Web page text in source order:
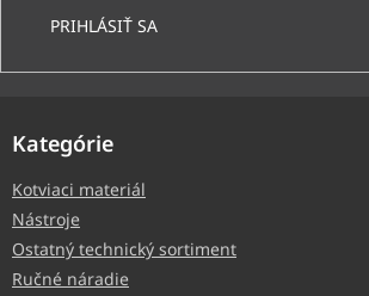
PRIHLÁSIŤ SA
Kategórie
Kotviaci materiál
Nástroje
Ostatný technický sortiment
Ručné náradie